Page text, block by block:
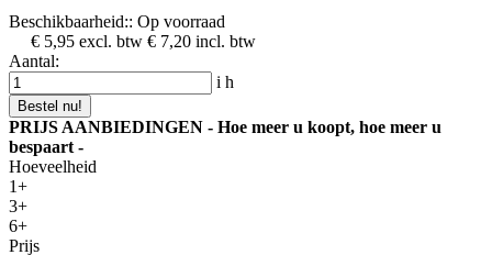
Beschikbaarheid:: Op voorraad
€ 5,95 excl. btw € 7,20 incl. btw
Aantal:
i h
Bestel nu!
PRIJS AANBIEDINGEN - Hoe meer u koopt, hoe meer u
bespaart -
Hoeveelheid
1+
3+
6+
Prijs